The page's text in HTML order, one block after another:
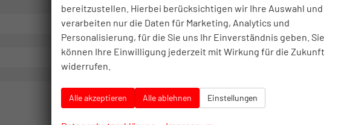
in Leder, mit Multifunktionen, mit Lenkradheizung, mit
bereitzustellen. Hierbei berücksichtigen wir Ihre Auswahl und
verarbeiten nur die Daten für Marketing, Analytics und
Personalisierung, für die Sie uns Ihr Einverständnis geben. Sie
können Ihre Einwilligung jederzeit mit Wirkung für die Zukunft
widerrufen.
Alle akzeptieren Alle ablehnen Einstellungen